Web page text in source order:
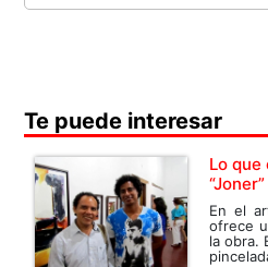
Te puede interesar
Lo que
En el
ofrece
la obra.